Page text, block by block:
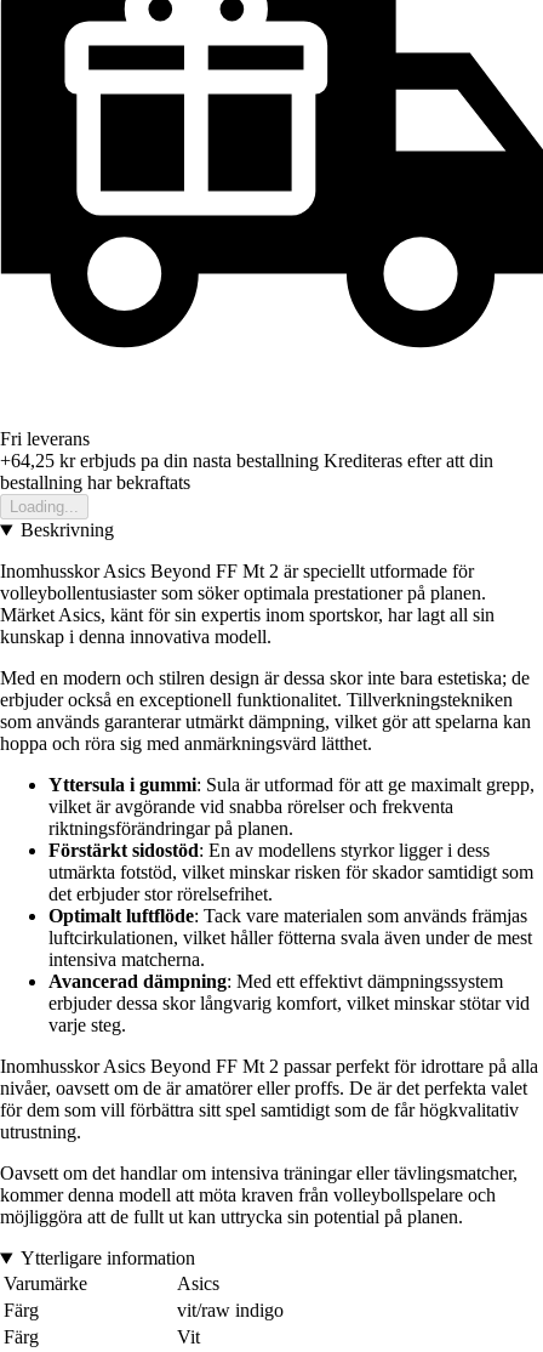
Fri leverans
+64,25 krerbjuds pa din nasta bestallning Krediteras efter att din
bestallning har bekraftats
Loading...
Beskrivning
Inomhusskor Asics Beyond FF Mt 2 är speciellt utformade för
volleybollentusiaster som söker optimala prestationer på planen.
Märket Asics, känt för sin expertis inom sportskor, har lagt all sin
kunskap i denna innovativa modell.
Med en modern och stilren design är dessa skor inte bara estetiska; de
erbjuder också en exceptionell funktionalitet. Tillverkningstekniken
som används garanterar utmärkt dämpning, vilket gör att spelarna kan
hoppa och röra sig med anmärkningsvärd lätthet.
Yttersula i gummi: Sula är utformad för att ge maximalt grepp,
vilket är avgörande vid snabba rörelser och frekventa
riktningsförändringar på planen.
Förstärkt sidostöd: En av modellens styrkor ligger i dess
utmärkta fotstöd, vilket minskar risken för skador samtidigt som
det erbjuder stor rörelsefrihet.
Optimalt luftflöde: Tack vare materialen som används främjas
luftcirkulationen, vilket håller fötterna svala även under de mest
intensiva matcherna.
Avancerad dämpning: Med ett effektivt dämpningssystem
erbjuder dessa skor långvarig komfort, vilket minskar stötar vid
varje steg.
Inomhusskor Asics Beyond FF Mt 2 passar perfekt för idrottare på alla
nivåer, oavsett om de är amatörer eller proffs. De är det perfekta valet
för dem som vill förbättra sitt spel samtidigt som de får högkvalitativ
utrustning.
Oavsett om det handlar om intensiva träningar eller tävlingsmatcher,
kommer denna modell att möta kraven från volleybollspelare och
möjliggöra att de fullt ut kan uttrycka sin potential på planen.
Ytterligare information
Varumärke
Asics
Färg
vit/raw indigo
Färg
Vit